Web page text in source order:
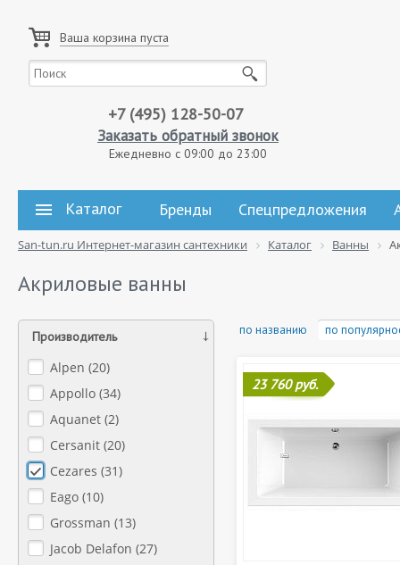
Ваша корзина пуста
+7 (495) 128-50-07
Заказать обратный звонок
Ежедневно с 09:00 до 23:00
Каталог Бренды Спецпредложения
San-tun.ru Интернет-магазин сантехники Каталог Ванны
Акриловые ванны
Производитель
Alpen (20)
Appollo (34)
Aquanet (2)
Cersanit (20)
Cezares (31)
Eago (10)
Grossman (13)
Jacob Delafon (27)
по названию по
23 760 руб.